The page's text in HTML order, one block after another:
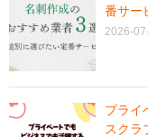
番サー
2026-
プライ
スクラ